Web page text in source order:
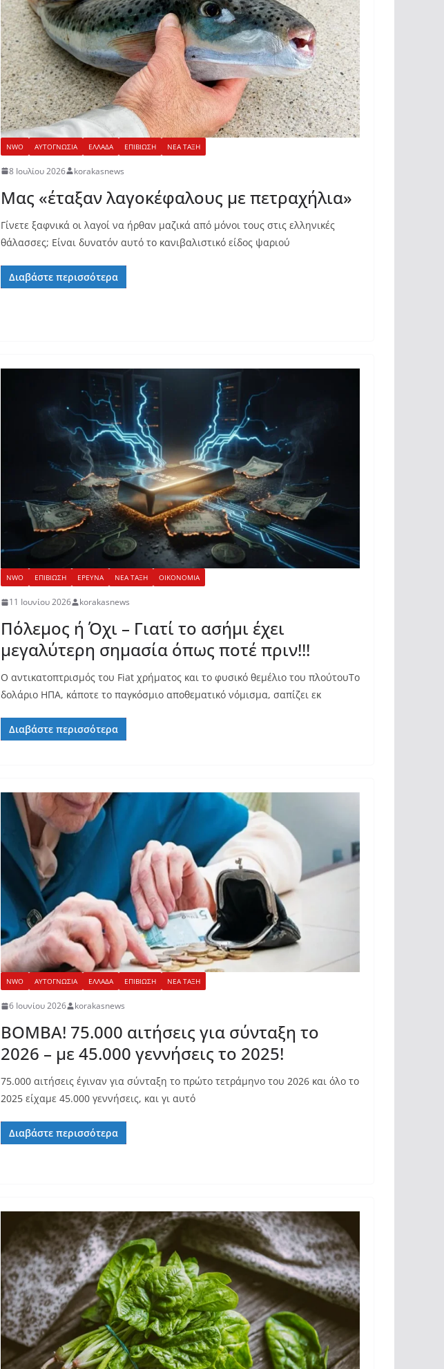
NWO ΑΥΤΟΓΝΩΣΙΑ ΕΛΛΑΔΑ ΕΠΙΒΙΩΣΗ ΝΕΑ ΤΑΞΗ
8 Ιουλίου 2026 korakasnews
Μας «έταξαν λαγοκέφαλους με πετραχήλια»
Γίνετε ξαφνικά οι λαγοί να ήρθαν μαζικά από μόνοι τους στις ελληνικές
θάλασσες; Είναι δυνατόν αυτό το κανιβαλιστικό είδος ψαριού
Διαβάστε περισσότερα
NWO ΕΠΙΒΙΩΣΗ ΕΡΕΥΝΑ ΝΕΑ ΤΑΞΗ ΟΙΚΟΝΟΜΙΑ
11 Ιουνίου 2026 korakasnews
Πόλεμος ή Όχι – Γιατί το ασήμι έχει
μεγαλύτερη σημασία όπως ποτέ πριν!!!
Ο αντικατοπτρισμός του Fiat χρήματος και το φυσικό θεμέλιο του πλούτουΤο
δολάριο ΗΠΑ, κάποτε το παγκόσμιο αποθεματικό νόμισμα, σαπίζει εκ
Διαβάστε περισσότερα
NWO ΑΥΤΟΓΝΩΣΙΑ ΕΛΛΑΔΑ ΕΠΙΒΙΩΣΗ ΝΕΑ ΤΑΞΗ
6 Ιουνίου 2026 korakasnews
ΒΟΜΒΑ! 75.000 αιτήσεις για σύνταξη το
2026 – με 45.000 γεννήσεις το 2025!
75.000 αιτήσεις έγιναν για σύνταξη το πρώτο τετράμηνο του 2026 και όλο το
2025 είχαμε 45.000 γεννήσεις, και γι αυτό
Διαβάστε περισσότερα